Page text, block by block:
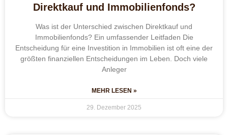
Direktkauf und Immobilienfonds?
Was ist der Unterschied zwischen Direktkauf und
Immobilienfonds? Ein umfassender Leitfaden Die
Entscheidung für eine Investition in Immobilien ist oft eine der
größten finanziellen Entscheidungen im Leben. Doch viele
Anleger
MEHR LESEN »
29. Dezember 2025